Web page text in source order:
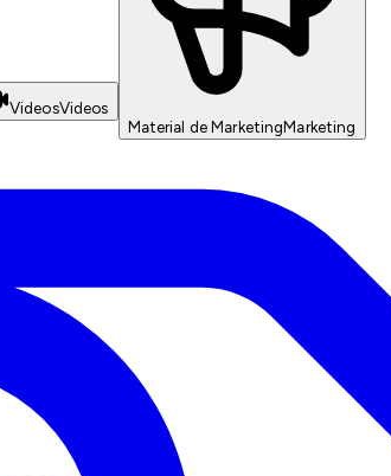
VideosVideos
Material de MarketingMarketing